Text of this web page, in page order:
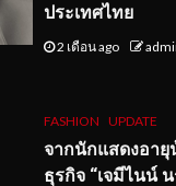
ประเทศไทย
2 เดือน ago
FASHION UPDATE
จากนักแสดงอายุ
ธุรกิจ “เจมีไนน์